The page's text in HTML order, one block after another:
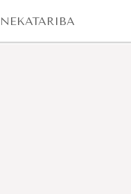
KATARIBA